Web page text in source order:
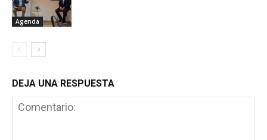
Agenda
DEJA UNA RESPUESTA